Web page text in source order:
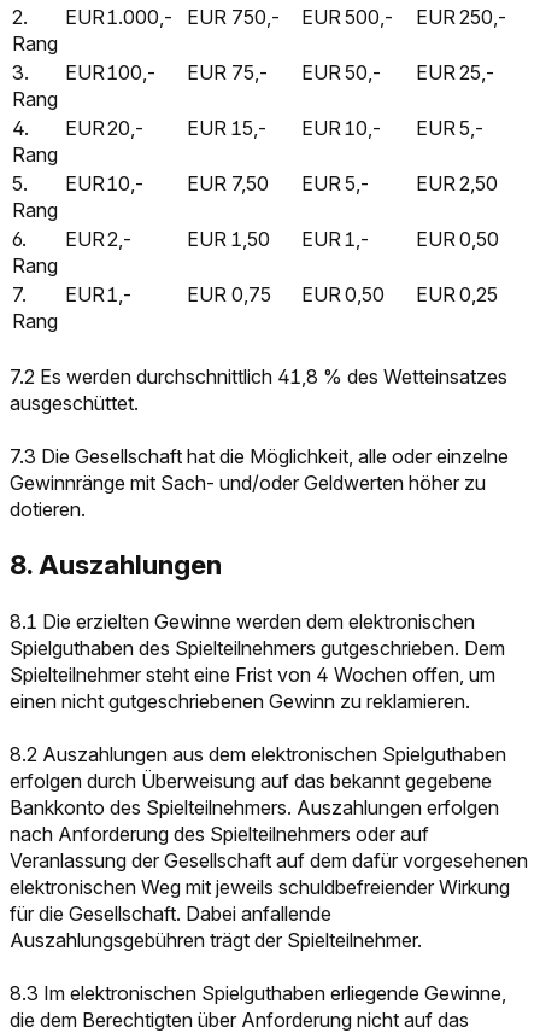
2.
Rang
EUR1.000,- EUR 750,- EUR500,- EUR250,-
3.
Rang
EUR100,- EUR 75,- EUR50,- EUR25,-
4.
Rang
EUR20,- EUR 15,- EUR10,- EUR5,-
5.
Rang
EUR10,- EUR 7,50 EUR5,- EUR2,50
6.
Rang
EUR2,- EUR 1,50 EUR1,- EUR0,50
7.
Rang
EUR1,- EUR 0,75 EUR0,50 EUR0,25
7.2 Es werden durchschnittlich 41,8 % des Wetteinsatzes
ausgeschüttet.
7.3 Die Gesellschaft hat die Möglichkeit, alle oder einzelne
Gewinnränge mit Sach- und/oder Geldwerten höher zu
dotieren.
8. Auszahlungen
8.1 Die erzielten Gewinne werden dem elektronischen
Spielguthaben des Spielteilnehmers gutgeschrieben. Dem
Spielteilnehmer steht eine Frist von 4 Wochen offen, um
einen nicht gutgeschriebenen Gewinn zu reklamieren.
8.2 Auszahlungen aus dem elektronischen Spielguthaben
erfolgen durch Überweisung auf das bekannt gegebene
Bankkonto des Spielteilnehmers. Auszahlungen erfolgen
nach Anforderung des Spielteilnehmers oder auf
Veranlassung der Gesellschaft auf dem dafür vorgesehenen
elektronischen Weg mit jeweils schuldbefreiender Wirkung
für die Gesellschaft. Dabei anfallende
Auszahlungsgebühren trägt der Spielteilnehmer.
8.3 Im elektronischen Spielguthaben erliegende Gewinne,
die dem Berechtigten über Anforderung nicht auf das